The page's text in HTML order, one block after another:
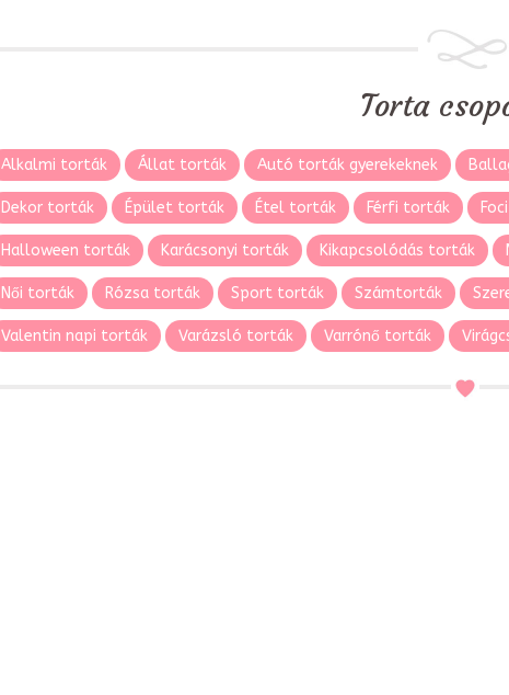
Torta
Alkalmi torták Állat torták Autó torták gyerekeknek
Dekor torták Épület torták Étel torták Férfi torták
Halloween torták Karácsonyi torták Kikapcsolódás torták
Női torták Rózsa torták Sport torták Számtorták
Valentin napi torták Varázsló torták Varrónő torták